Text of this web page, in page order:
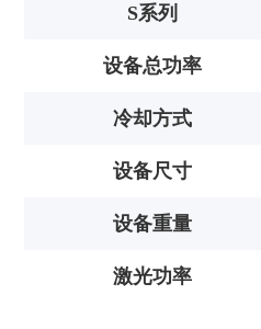
S系列
设备总功率
冷却方式
设备尺寸
设备重量
激光功率